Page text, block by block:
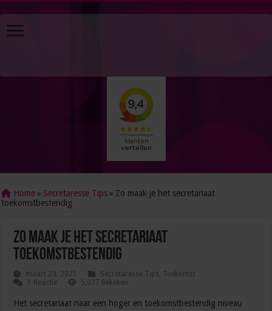
Home » Secretaresse Tips » Zo maak je het secretariaat
toekomstbestendig
Zo maak je het secretariaat
toekomstbestendig
maart 23, 2021 Secretaresse Tips, Toekomst
1 Reactie
5,077 Bekeken
Het secretariaat naar een hoger en toekomstbestendig niveau